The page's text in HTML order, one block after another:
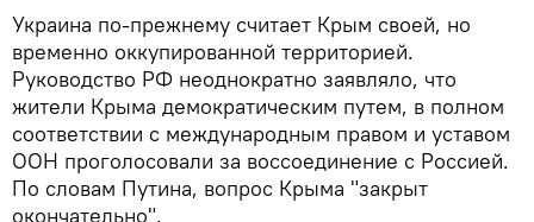
Украина по-прежнему считает Крым своей, но
временно оккупированной территорией.
Руководство РФ неоднократно заявляло, что
жители Крыма демократическим путем, в полном
соответствии с международным правом и уставом
ООН проголосовали за воссоединение с Россией.
По словам Путина, вопрос Крыма "закрыт
окончательно".